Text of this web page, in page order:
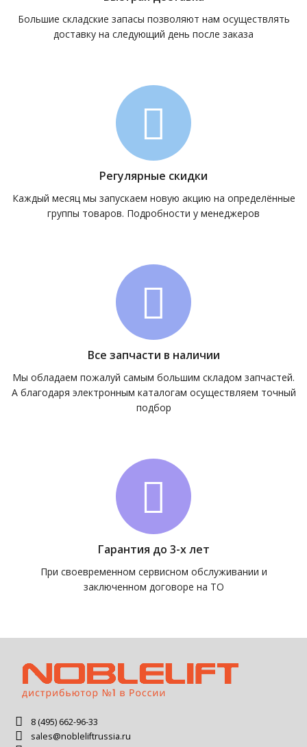
Большие складские запасы позволяют нам осуществлять
доставку на следующий день после заказа
Регулярные скидки
Каждый месяц мы запускаем новую акцию на определённые
группы товаров. Подробности у менеджеров
Все запчасти в наличии
Мы обладаем пожалуй самым большим складом запчастей.
А благодаря электронным каталогам осуществляем точный
подбор
Гарантия до 3-х лет
При своевременном сервисном обслуживании и
заключенном договоре на ТО
8 (495) 662-96-33
sales@nobleliftrussia.ru